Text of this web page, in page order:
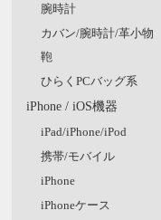
腕時計
カバン/腕時計/革小物
鞄
ひらくPCバッグ系
iPhone / iOS機器
iPad/iPhone/iPod
携帯/モバイル
iPhone
iPhoneケース